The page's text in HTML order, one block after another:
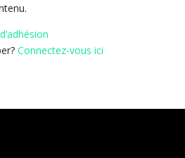
Connectez-vous ici